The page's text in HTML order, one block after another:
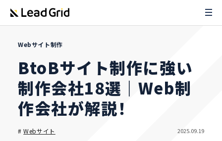
Webサイト制作
BtoBサイト制作に強い
制作会社18選｜Web制
作会社が解説！
#Webサイト 2025.09.19